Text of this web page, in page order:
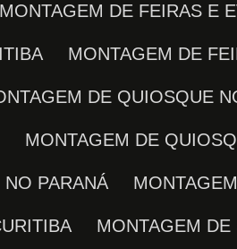
MONTAGEM DE FEIRAS E
MONTAGEM DE
DE QUIOSQUE
MONTAGEM DE
NO PARANÁ
MONTAGEM